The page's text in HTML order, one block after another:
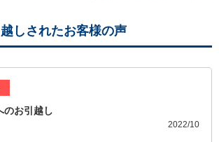
しされたお客様の声
のお引越し
2022/10